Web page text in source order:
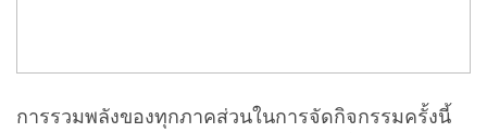
การรวมพลังของทุกภาคส่วนในการจัดกิจกรรมครั้งนี้